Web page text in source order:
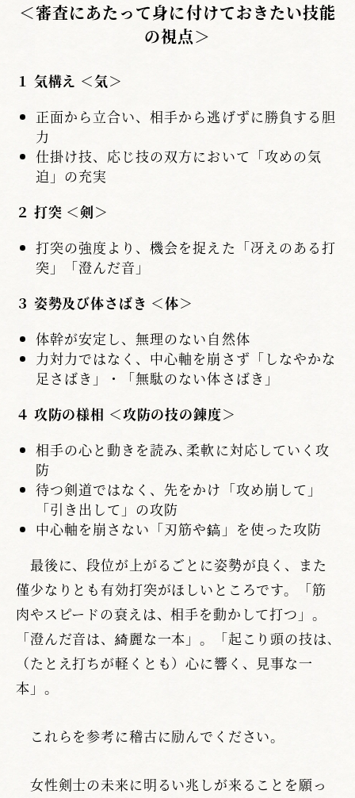
＜審査にあたって身に付けておきたい技能
の視点＞
１ 気構え ＜気＞
正面から立合い、相手から逃げずに勝負する胆
力
仕掛け技、応じ技の双方において「攻めの気
迫」の充実
２ 打突 ＜剣＞
打突の強度より、機会を捉えた「冴えのある打
突」「澄んだ音」
３ 姿勢及び体さばき ＜体＞
体幹が安定し、無理のない自然体
力対力ではなく、中心軸を崩さず「しなやかな
足さばき」・「無駄のない体さばき」
４ 攻防の様相 ＜攻防の技の錬度＞
相手の心と動きを読み､柔軟に対応していく攻
防
待つ剣道ではなく、先をかけ「攻め崩して」
「引き出して」の攻防
中心軸を崩さない「刃筋や鎬」を使った攻防
最後に、段位が上がるごとに姿勢が良く、また
僅少なりとも有効打突がほしいところです。「筋
肉やスピードの衰えは、相手を動かして打つ」。
「澄んだ音は、綺麗な一本」。「起こり頭の技は､
（たとえ打ちが軽くとも）心に響く、見事な一
本」。
これらを参考に稽古に励んでください。
女性剣士の未来に明るい兆しが来ることを願っ